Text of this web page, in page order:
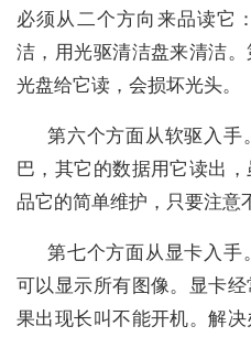
必须从二个方向来品读它
洁，用光驱清洁盘来清洁
光盘给它读，会损坏光头。
第六个方面从软驱入
巴，其它的数据用它读出
品它的简单维护，只要注意
第七个方面从显卡入手
可以显示所有图像。显卡
果出现长叫不能开机。解